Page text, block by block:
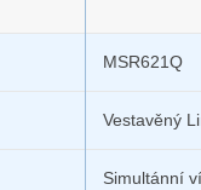
MSR621Q
Vestavěný
Simultánní